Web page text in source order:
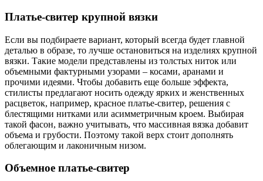
Платье-свитер крупной вязки
Если вы подбираете вариант, который всегда будет главной
деталью в образе, то лучше остановиться на изделиях крупной
вязки. Такие модели представлены из толстых ниток или
объемными фактурными узорами – косами, аранами и
прочими идеями. Чтобы добавить еще больше эффекта,
стилисты предлагают носить одежду ярких и женственных
расцветок, например, красное платье-свитер, решения с
блестящими нитками или асимметричным кроем. Выбирая
такой фасон, важно учитывать, что массивная вязка добавит
объема и грубости. Поэтому такой верх стоит дополнять
облегающим и лаконичным низом.
Объемное платье-свитер